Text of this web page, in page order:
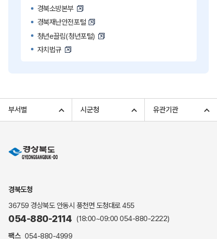
경북소방본부
경북재난안전포털
청년e끌림(청년포털)
자치법규
고향사랑기부 아너스 클럽
민원상담
민원안내
해명·설명자료
자주하는 질문
부서별 시군청 유관기관
경북도청
36759 경상북도 안동시 풍천면 도청대로 455
054-880-2114 (18:00~09:00 054-880-2222)
팩스 054-880-4999